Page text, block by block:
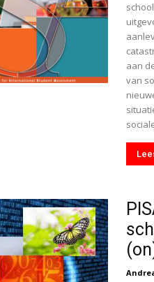
aan
van